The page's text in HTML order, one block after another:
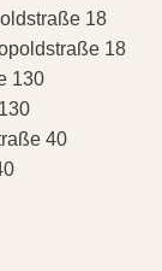
18
18
130
40